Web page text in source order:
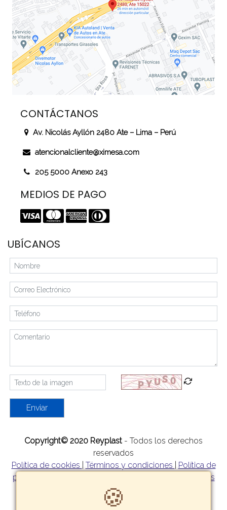
CONTÁCTANOS
Av. Nicolás Ayllón 2480 Ate – Lima – Perú
atencionalcliente@ximesa.com
205 5000 Anexo 243
MEDIOS DE PAGO
UBÍCANOS
Enviar
Copyright© 2020 Reyplast - Todos los derechos
reservados
Política de cookies
Términos y condiciones
Política de
privacidad
Formas
Tarifas y zonas de reparto
🍪